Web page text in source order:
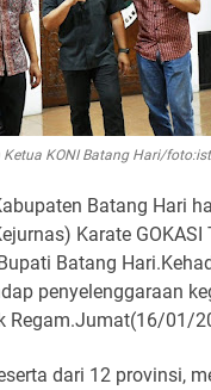
Ketua KONI Batang Hari/foto:ist
Batang Hari
Karate GOKASI
Batang
penyelenggaraan
Regam.Jumat(16/01/
dari 12 provinsi,